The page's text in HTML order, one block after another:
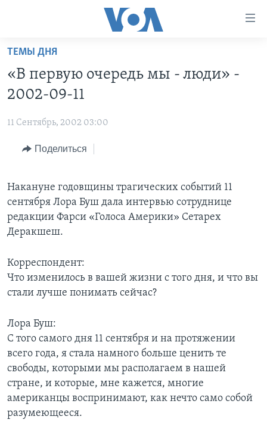
Перейти
основной
контент
навигации
ПРОГРАММЫ
НОВОСТИ ЗА МИНУТУ
ИТОГИ
ДИСКУССИЯ VOA
ДЕТАЛИ
НЬЮ-ЙОРК NEW YORK
УЧИМ АНГЛИЙСКИЙ
НАША АМЕРИКАНСКАЯ ИСТОРИЯ
АРТЕФАКТЫ
АМЕРИКАНСКИЕ ГОРОДКИ
ТЕСТЫ
ЭКСПЕРТИЗА
ИНТЕРВЬЮ
ЗА СВОБОДУ ПРЕССЫ
УЧИМ АНГЛИЙСКИЙ
ВИДЕО
ПОДПИСКА НА НОВОСТИ
Learning English
СОЦИАЛЬНЫЕ СЕТИ
Языки
ТЕМЫ ДНЯ
«В первую очередь мы - люди» -
2002-09-11
11 Сентябрь, 2002 03:00
Поделиться
Накануне годовщины трагических событий 11
сентября Лора Буш дала интервью сотруднице
редакции Фарси «Голоса Америки» Сетарех
Деракшеш.
Корреспондент:
Что изменилось в вашей жизни с того дня, и что вы
стали лучше понимать сейчас?
Лора Буш:
С того самого дня 11 сентября и на протяжении
всего года, я стала намного больше ценить те
свободы, которыми мы располагаем в нашей
стране, и которые, мне кажется, многие
американцы воспринимают, как нечто само собой
разумеющееся.